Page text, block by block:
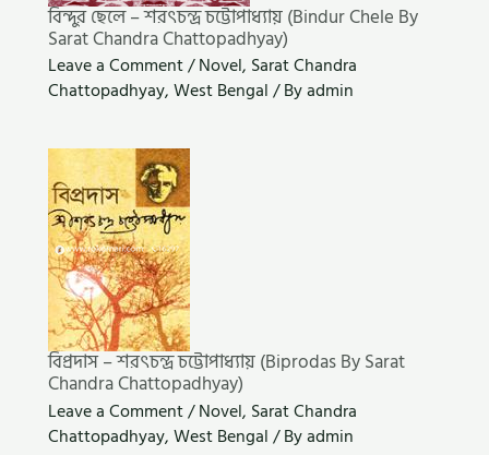
বিন্দুর ছেলে – শরৎচন্দ্র চট্টোপাধ্যায় (Bindur Chele By
Sarat Chandra Chattopadhyay)
Leave a Comment/Novel, Sarat Chandra
Chattopadhyay,West Bengal/ Byadmin
বিপ্রদাস – শরৎচন্দ্র চট্টোপাধ্যায় (Biprodas By Sarat
Chandra Chattopadhyay)
Leave a Comment/Novel, Sarat Chandra
Chattopadhyay,West Bengal/ Byadmin